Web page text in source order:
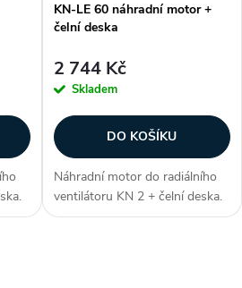
KN-LE 60 náhradní motor +
čelní deska
2 744 Kč
Skladem
DO KOŠÍKU
Náhradní motor do radiálního
ventilátoru KN 2 + čelní deska.
Vhodný pro verze pod omítku